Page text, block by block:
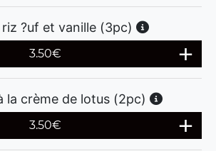
?uf et vanille (3pc)
3.50€
la crème de lotus (2pc)
3.50€